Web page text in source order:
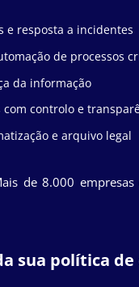
e resposta a incidentes
de processos
da informação
controlo e
e arquivo legal
de 8.000 empresas
sua política